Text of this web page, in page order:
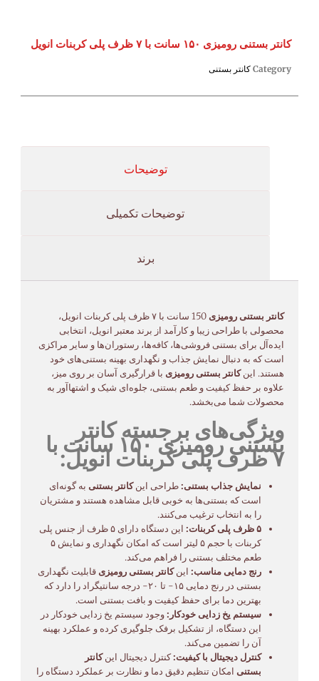
کانتر بستنی رومیزی ۱۵۰ سانت با ۷ ظرف پلی کربنات انویل
Category کانتر بستنی
توضیحات
توضیحات تکمیلی
برند
کانتر بستنی رومیزی
150 سانت با ۷ ظرف پلی کربنات انویل،
محصولی با طراحی زیبا و کارآمد از برند معتبر انویل، انتخابی
ایده‌آل برای بستنی فروشی‌ها، کافه‌ها، رستوران‌ها و سایر مراکزی
است که به دنبال نمایش جذاب و نگهداری بهینه بستنی‌های خود
هستند. اینکانتر بستنی رومیزی با قرارگیری آسان بر روی میز،
علاوه بر حفظ کیفیت و طعم بستنی، جلوه‌ای شیک و اشتهاآور به
محصولات شما می‌بخشد.
ویژگی‌های برجسته کانتر
بستنی رومیزی ۱۵۰ سانت با
۷ ظرف پلی کربنات انویل:
نمایش جذاب بستنی:طراحی اینکانتر بستنی به گونه‌ای
است که بستنی‌ها به خوبی قابل مشاهده هستند و مشتریان
را به انتخاب ترغیب می‌کنند.
۵ ظرف پلی کربنات:
این دستگاه دارای ۵ ظرف از جنس پلی
کربنات با حجم ۵ لیتر است که امکان نگهداری و نمایش ۵
طعم مختلف بستنی را فراهم می‌کند.
رنج دمایی مناسب: اینکانتر بستنی رومیزی قابلیت نگهداری
بستنی در رنج دمایی ۱۵- تا ۲۰- درجه سانتیگراد را دارد که
بهترین دما برای حفظ کیفیت و بافت بستنی است.
سیستم یخ زدایی خودکار:وجود سیستم یخ زدایی خودکار در
این دستگاه، از تشکیل برفک جلوگیری کرده و عملکرد بهینه
آن را تضمین می‌کند.
کنترل دیجیتال با کیفیت:کنترل دیجیتال اینکانتر
بستنی امکان تنظیم دقیق دما و نظارت بر عملکرد دستگاه را